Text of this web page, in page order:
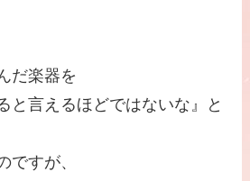
だ楽器を
と言えるほどではないな』と
ですが、